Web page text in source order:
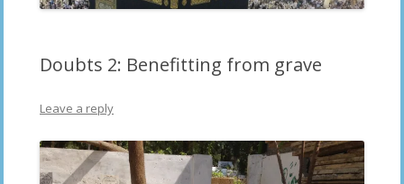
Doubts 2: Benefitting from grave
Leave a reply